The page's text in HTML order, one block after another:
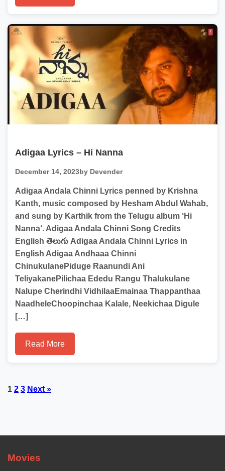
Adigaa Lyrics – Hi Nanna
December 14, 2023by Devender
Adigaa Andala Chinni Lyrics penned by Krishna
Kanth, music composed by Hesham Abdul Wahab,
and sung by Karthik from the Telugu album ‘Hi
Nanna‘. Adigaa Andala Chinni Song Credits
English తెలుగు Adigaa Andala Chinni Lyrics in
English Adigaa Andhaaa Chinni
ChinukulanePiduge Raanundi Ani
TeliyakanePilichaa Ededu Rangu Thalukulane
Nalupe Cherindhi VidhilaaEmainaa Thappanthaa
NaadheleChoopinchaa Kalale, Neekichaa Digule
[…]
Read More
Posts
1 2 3 Next »
Movies